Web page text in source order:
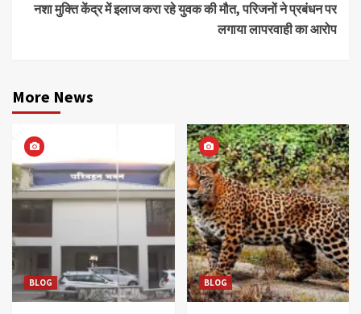
नशा मुक्ति केंद्र में इलाज करा रहे युवक की मौत, परिजनों ने प्रबंधन पर
लगाया लापरवाही का आरोप
More News
BLOG BLOG